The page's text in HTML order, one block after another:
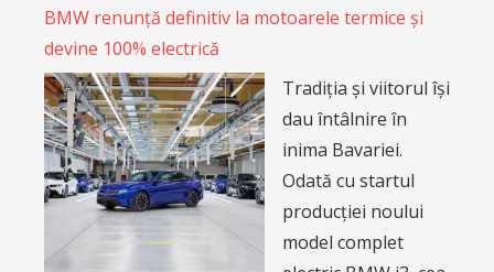
BMW renunță definitiv la motoarele termice și
devine 100% electrică
Tradiția și viitorul își
dau întâlnire în
inima Bavariei.
Odată cu startul
producției noului
model complet